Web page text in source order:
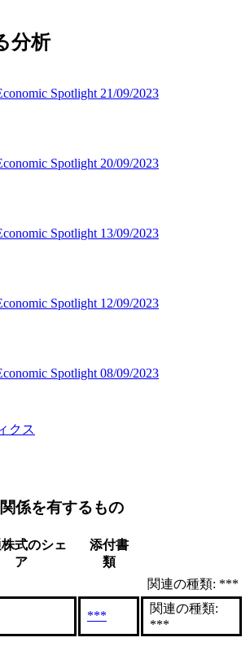
分析
Spotlight 21/09/2023
Spotlight 20/09/2023
Spotlight 13/09/2023
Spotlight 12/09/2023
Spotlight 08/09/2023
クス
係を有するもの
式のシェ
ア
添付書
類
関連の種類: ***
***
関連の種類:
***